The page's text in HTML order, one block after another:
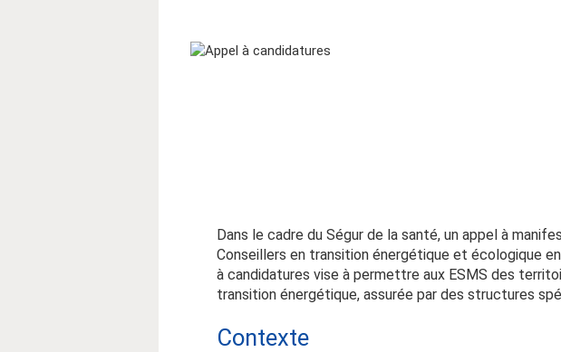
Dans le cadre du Ségur de la santé, un appel à
Conseillers en transition énergétique et écologique
à candidatures vise à permettre aux ESMS des
transition énergétique, assurée par des structures
Contexte